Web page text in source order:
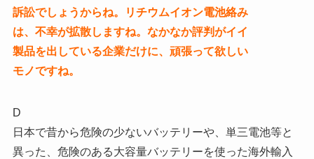
訴訟でしょうからね。リチウムイオン電池絡み
は、不幸が拡散しますね。なかなか評判がイイ
製品を出している企業だけに、頑張って欲しい
モノですね。
D
日本で昔から危険の少ないバッテリーや、単三電池等と
異った、危険のある大容量バッテリーを使った海外輸入